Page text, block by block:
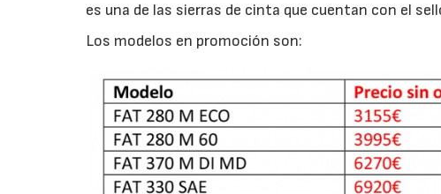
es una de las sierras de cinta que cuentan con el
Los modelos en promoción son: